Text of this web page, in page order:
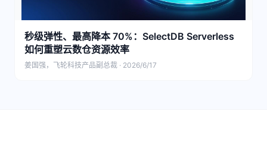
秒级弹性、最高降本 70%：SelectDB Serverless
如何重塑云数仓资源效率
姜国强，飞轮科技产品副总裁 · 2026/6/17